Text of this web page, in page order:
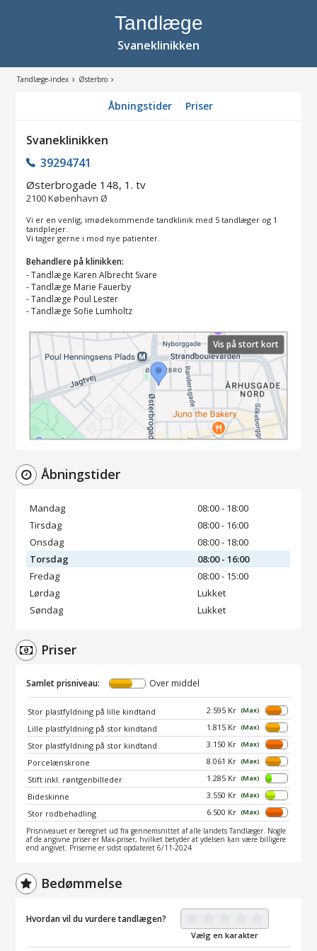
Tandlæge
Svaneklinikken
Tandlæge-index Østerbro
Åbningstider Priser
Svaneklinikken
39294741
Østerbrogade 148, 1. tv
2100København Ø
Vi er en venlig, imødekommende tandklinik med 5 tandlæger og 1
tandplejer.
Vi tager gerne i mod nye patienter.
Behandlere på klinikken:
-Tandlæge Karen Albrecht Svare
-Tandlæge Marie Fauerby
-Tandlæge Poul Lester
-Tandlæge Sofie Lumholtz
Vis på stort kort
Åbningstider
Mandag
08:00 - 18:00
Tirsdag
08:00 - 16:00
Onsdag
08:00 - 18:00
Torsdag
08:00 - 16:00
Fredag
08:00 - 15:00
Lørdag
Lukket
Søndag
Lukket
Priser
Samlet prisniveau: Over middel
Stor plastfyldning på lille kindtand 2.595 Kr (Max)
Lille plastfyldning på stor kindtand 1.815 Kr (Max)
Stor plastfyldning på stor kindtand 3.150 Kr (Max)
Porcelænskrone 8.061 Kr (Max)
Stift inkl. røntgenbilleder 1.285 Kr (Max)
Bideskinne 3.550 Kr (Max)
Stor rodbehadling 6.500 Kr (Max)
Prisniveauet er beregnet ud fra gennemsnittet af alle landets Tandlæger. Nogle
af de angivne priser er Max-priser, hvilket betyder at ydelsen kan være billigere
end angivet. Priserne er sidst opdateret 6/11-2024
Bedømmelse
Hvordan vil du vurdere tandlægen?
Vælg en karakter